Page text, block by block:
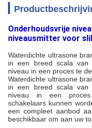
Onderhoudsvrije
niveausmitter voor
Waterdichte ultrasone
in een breed scala van
niveau in een proces te
Waterdichte ultrasone
in een breed scala van
niveau in een
schakelaars kunnen
een compleet aanbod
beschikbaar om aan uw